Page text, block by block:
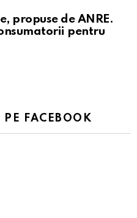
propuse de ANRE.
pentru
FACEBOOK